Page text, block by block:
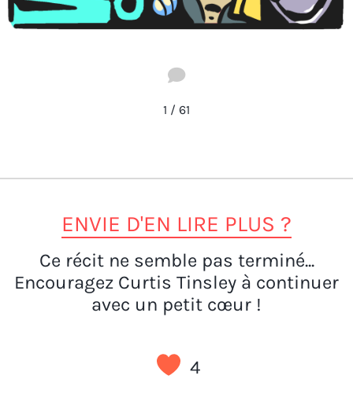
1 / 61
ENVIE D'EN LIRE PLUS ?
Ce récit ne semble pas terminé...
Encouragez Curtis Tinsley à continuer
avec un petit cœur !
4